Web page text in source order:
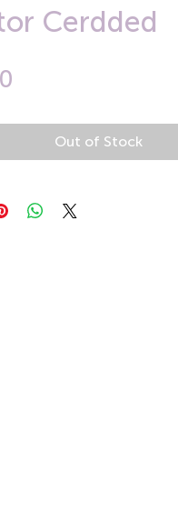
Cerdded
Out of Stock